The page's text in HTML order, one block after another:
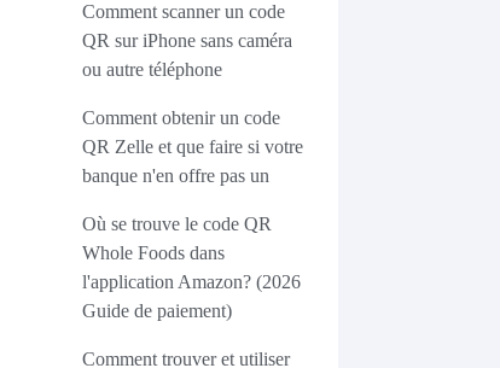
Comment scanner un code
QR sur iPhone sans caméra
ou autre téléphone
Comment obtenir un code
QR Zelle et que faire si votre
banque n'en offre pas un
Où se trouve le code QR
Whole Foods dans
l'application Amazon? (2026
Guide de paiement)
Comment trouver et utiliser